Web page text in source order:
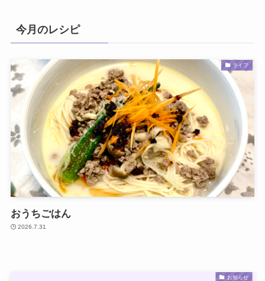
今月のレシピ
ライフ
おうちごはん
2026.7.31
お知らせ